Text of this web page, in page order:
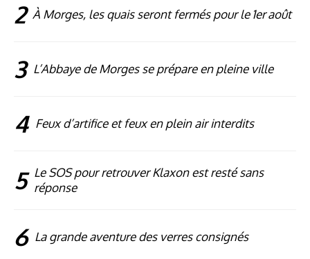
2 À Morges, les quais seront fermés pour le 1er août
3 L’Abbaye de Morges se prépare en pleine ville
4 Feux d’artifice et feux en plein air interdits
5 Le SOS pour retrouver Klaxon est resté sans
réponse
6 La grande aventure des verres consignés